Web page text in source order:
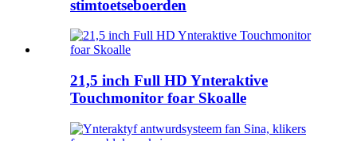
stimtoetseboerden
21,5 inch Full HD Ynteraktive
Touchmonitor foar Skoalle